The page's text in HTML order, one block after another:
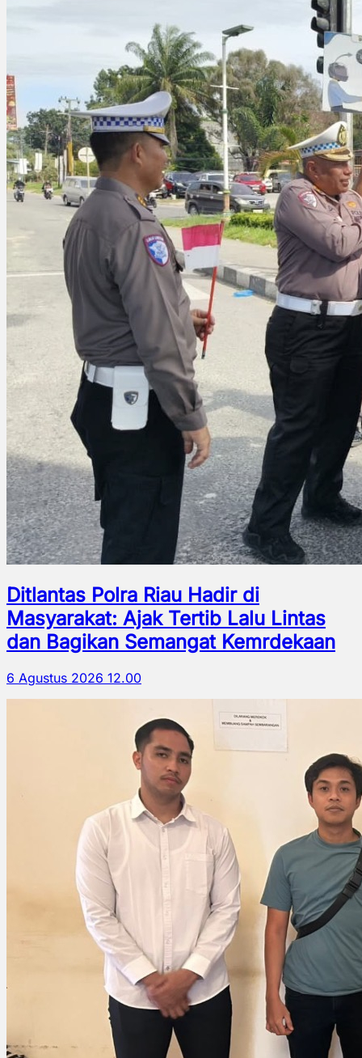
Ditlantas Polra Riau Hadir di
Masyarakat: Ajak Tertib Lalu Lintas
dan Bagikan Semangat Kemrdekaan
6 Agustus 2026 12.00